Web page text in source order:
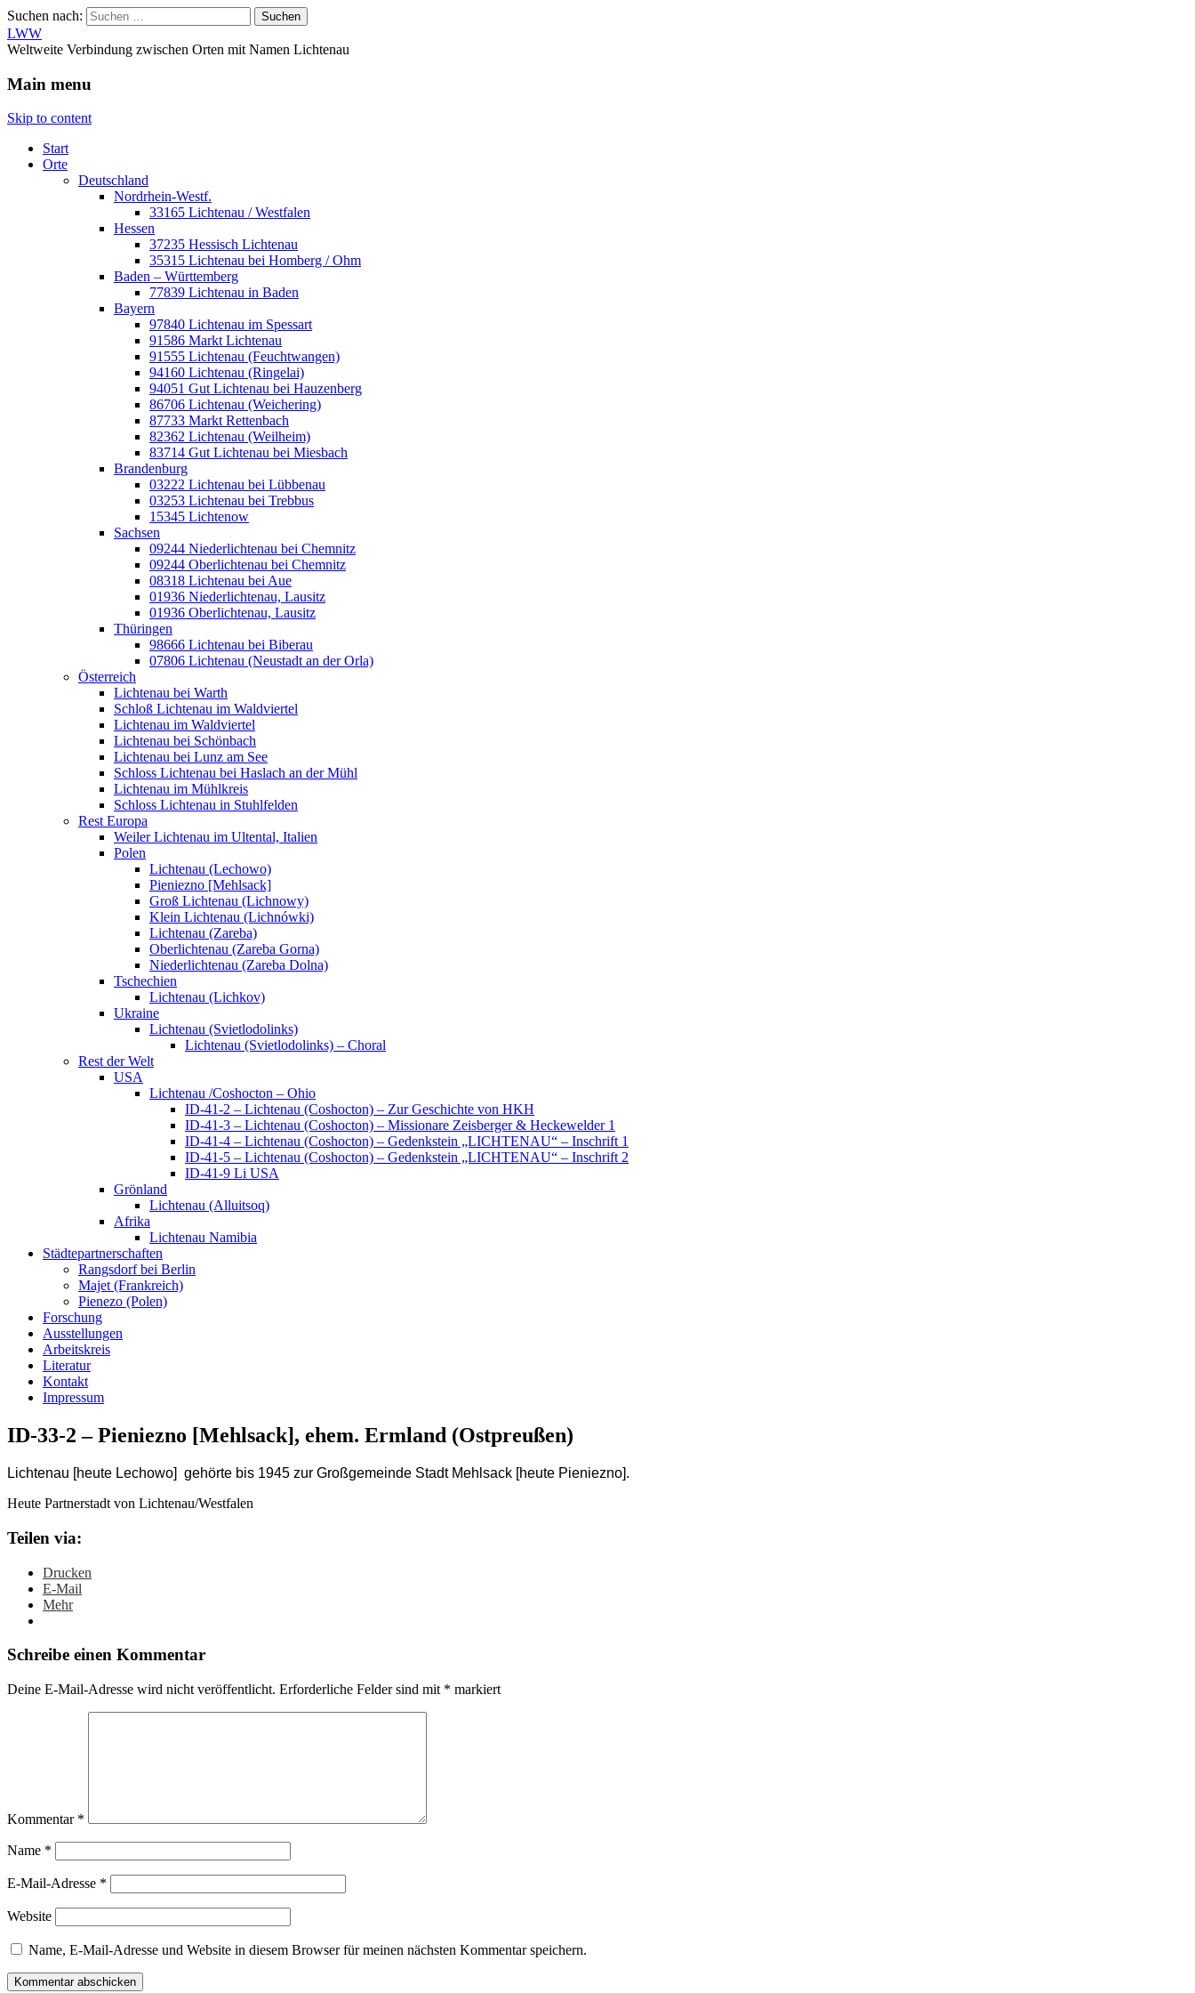
Suchen nach:
LWW
Weltweite Verbindung zwischen Orten mit Namen Lichtenau
Main menu
Skip to content
Start
Orte
Deutschland
Nordrhein-Westf.
33165 Lichtenau / Westfalen
Hessen
37235 Hessisch Lichtenau
35315 Lichtenau bei Homberg / Ohm
Baden – Württemberg
77839 Lichtenau in Baden
Bayern
97840 Lichtenau im Spessart
91586 Markt Lichtenau
91555 Lichtenau (Feuchtwangen)
94160 Lichtenau (Ringelai)
94051 Gut Lichtenau bei Hauzenberg
86706 Lichtenau (Weichering)
87733 Markt Rettenbach
82362 Lichtenau (Weilheim)
83714 Gut Lichtenau bei Miesbach
Brandenburg
03222 Lichtenau bei Lübbenau
03253 Lichtenau bei Trebbus
15345 Lichtenow
Sachsen
09244 Niederlichtenau bei Chemnitz
09244 Oberlichtenau bei Chemnitz
08318 Lichtenau bei Aue
01936 Niederlichtenau, Lausitz
01936 Oberlichtenau, Lausitz
Thüringen
98666 Lichtenau bei Biberau
07806 Lichtenau (Neustadt an der Orla)
Österreich
Lichtenau bei Warth
Schloß Lichtenau im Waldviertel
Lichtenau im Waldviertel
Lichtenau bei Schönbach
Lichtenau bei Lunz am See
Schloss Lichtenau bei Haslach an der Mühl
Lichtenau im Mühlkreis
Schloss Lichtenau in Stuhlfelden
Rest Europa
Weiler Lichtenau im Ultental, Italien
Polen
Lichtenau (Lechowo)
Pieniezno [Mehlsack]
Groß Lichtenau (Lichnowy)
Klein Lichtenau (Lichnówki)
Lichtenau (Zareba)
Oberlichtenau (Zareba Gorna)
Niederlichtenau (Zareba Dolna)
Tschechien
Lichtenau (Lichkov)
Ukraine
Lichtenau (Svietlodolinks)
Lichtenau (Svietlodolinks) – Choral
Rest der Welt
USA
Lichtenau /Coshocton – Ohio
ID-41-2 – Lichtenau (Coshocton) – Zur Geschichte von HKH
ID-41-3 – Lichtenau (Coshocton) – Missionare Zeisberger & Heckewelder 1
ID-41-4 – Lichtenau (Coshocton) – Gedenkstein „LICHTENAU“ – Inschrift 1
ID-41-5 – Lichtenau (Coshocton) – Gedenkstein „LICHTENAU“ – Inschrift 2
ID-41-9 Li USA
Grönland
Lichtenau (Alluitsoq)
Afrika
Lichtenau Namibia
Städtepartnerschaften
Rangsdorf bei Berlin
Majet (Frankreich)
Pienezo (Polen)
Forschung
Ausstellungen
Arbeitskreis
Literatur
Kontakt
Impressum
ID-33-2 – Pieniezno [Mehlsack], ehem. Ermland (Ostpreußen)
Lichtenau [heute Lechowo] gehörte bis 1945 zur Großgemeinde Stadt Mehlsack [heute Pieniezno].
Heute Partnerstadt von Lichtenau/Westfalen
Teilen via:
Drucken
E-Mail
Mehr
Schreibe einen Kommentar
Deine E-Mail-Adresse wird nicht veröffentlicht. Erforderliche Felder sind mit * markiert
Kommentar *
Name *
E-Mail-Adresse *
Website
Name, E-Mail-Adresse und Website in diesem Browser für meinen nächsten Kommentar speichern.